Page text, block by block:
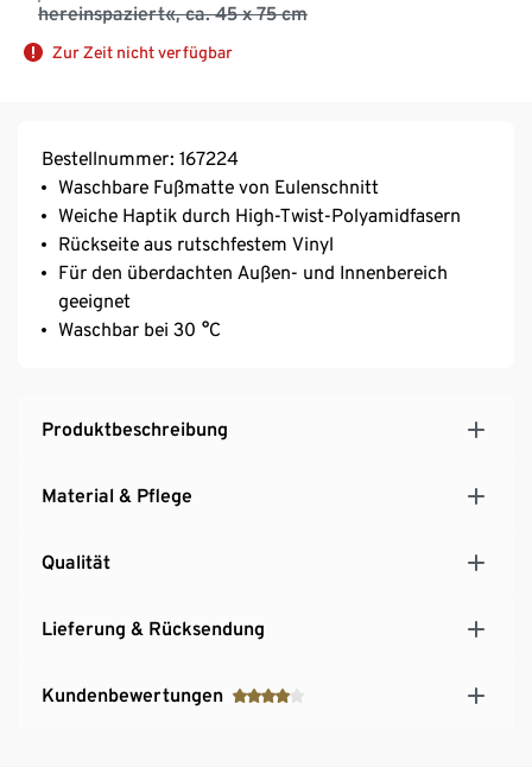
hereinspaziert«, ca. 45 x 75 cm
Zur Zeit nicht verfügbar
Bestellnummer: 167224
Waschbare Fußmatte von Eulenschnitt
Weiche Haptik durch High-Twist-Polyamidfasern
Rückseite aus rutschfestem Vinyl
Für den überdachten Außen- und Innenbereich
geeignet
Waschbar bei 30 °C
Produktbeschreibung
Material & Pflege
Qualität
Lieferung & Rücksendung
Kundenbewertungen